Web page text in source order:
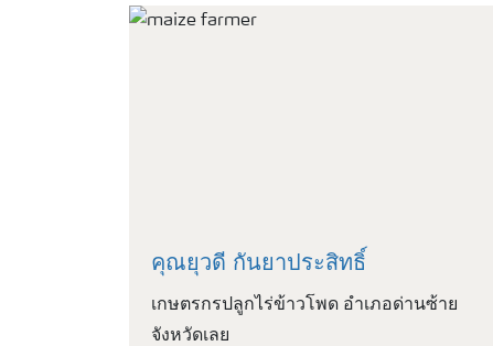
คุณยุวดี กันยาประสิทธิ์
เกษตรกรปลูกไร่ข้าวโพด อำเภอด่านซ้าย
จังหวัดเลย